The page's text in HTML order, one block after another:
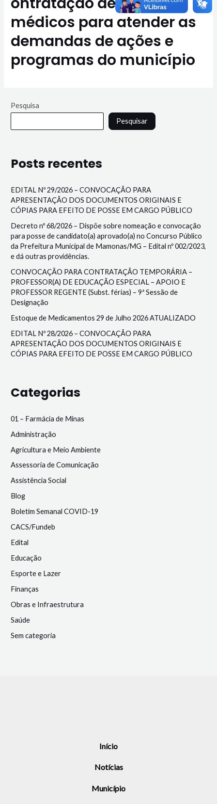
médicos para atender as
demandas de ações e
programas do município
Pesquisa
Pesquisar
Posts recentes
EDITAL Nº 29/2026 – CONVOCAÇÃO PARA
APRESENTAÇÃO DOS DOCUMENTOS ORIGINAIS E
CÓPIAS PARA EFEITO DE POSSE EM CARGO PÚBLICO
Decreto nº 68/2026 – Dispõe sobre nomeação e convocação
para posse de candidato(a) aprovado(a) no Concurso Público
da Prefeitura Municipal de Mamonas/MG – Edital nº 002/2023,
e dá outras providências.
CONVOCAÇÃO PARA CONTRATAÇÃO TEMPORÁRIA –
PROFESSOR(A) DE EDUCAÇÃO ESPECIAL – APOIO E
PROFESSOR REGENTE (Subst. férias) – 9ª Sessão de
Designação
Estoque de Medicamentos 29 de Julho 2026 ATUALIZADO
EDITAL Nº 28/2026 – CONVOCAÇÃO PARA
APRESENTAÇÃO DOS DOCUMENTOS ORIGINAIS E
CÓPIAS PARA EFEITO DE POSSE EM CARGO PÚBLICO
Categorias
01 – Farmácia de Minas
Administração
Agricultura e Meio Ambiente
Assessoria de Comunicação
Assistência Social
Blog
Boletim Semanal COVID-19
CACS/Fundeb
Edital
Educação
Esporte e Lazer
Finanças
Obras e Infraestrutura
Saúde
Sem categoria
Início
Notícias
Município